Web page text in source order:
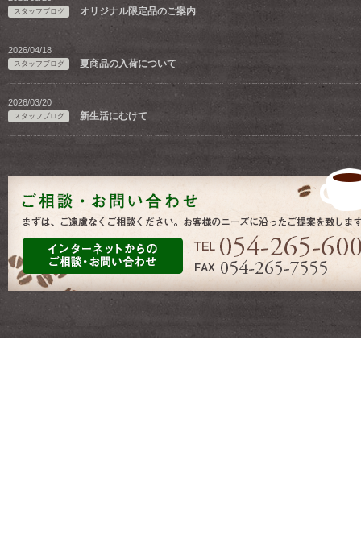
スタッフブログ オリジナル限定品のご案内
2026/04/18
スタッフブログ 夏商品の入荷について
2026/03/20
スタッフブログ 新生活にむけて